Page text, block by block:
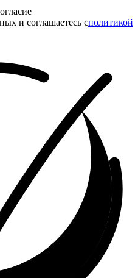
и соглашаетесь cполитикой